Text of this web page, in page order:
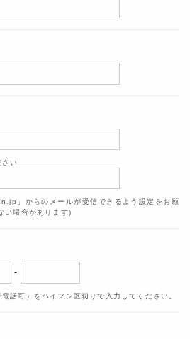
さい
」からのメールが受信できるよう設定をお願
い場合があります)
-
話可）をハイフン区切りで入力してください。